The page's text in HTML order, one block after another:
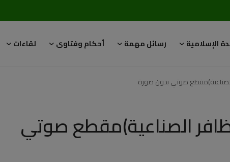
الإسلامية رسائل مهمة أحكام وفتاوى لقاءات
الصناعية)مقطع صوتي بدون صورة
الصناعية)مقطع صوتي